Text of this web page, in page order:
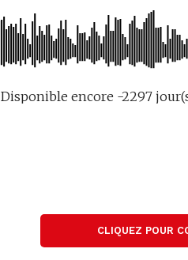
Disponible encore -2297
CLIQUEZ POUR